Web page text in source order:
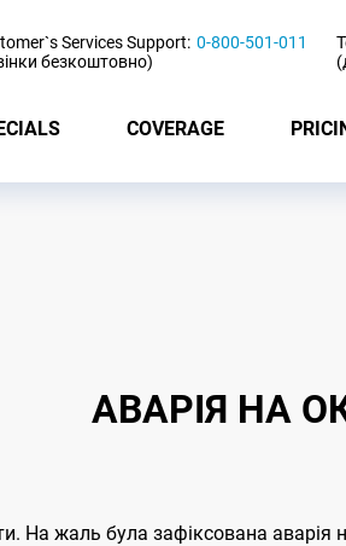
Services Support:
безкоштовно)
0-800-501-011
COVERAGE
АВАРІЯ НА
На жаль була зафіксована аварія